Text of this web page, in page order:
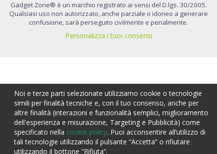
Gadget Zone® è un marchio registrato ai sensi del D.lgs. 30/2005.
Qualsiasi uso non autorizzato, anche parziale o idoneo a generare
confusione, sarà perseguito civilmente e penalmente.
Personalizza i tuoi consensi
CALCOLA PREVENTIVO
Noi e terze parti selezionate utilizziamo cookie o tecnologie
simili per finalità tecniche e, con il tuo consenso, anche per
altre finalità (interazioni e funzionalità semplici, miglioramento
dell'esperienza e misurazione, Targeting e Pubblicità) come
specificato nella cookie policy. Puoi acconsentire all’utilizzo di
tali tecnologie utilizzando il pulsante “Accetta” o rifiutare
utilizzando il bottone “Rifiuta”.